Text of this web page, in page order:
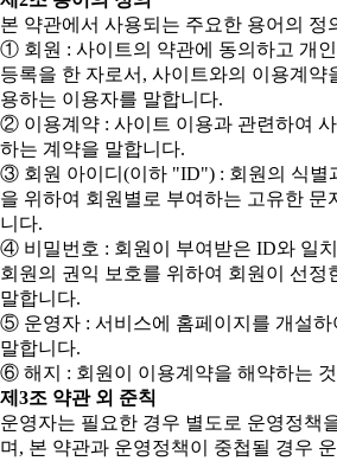
본 약관에서 사용되는 주요한 용어의 정
① 회원 : 사이트의 약관에 동의하고 개
등록을 한 자로서, 사이트와의 이용계약
용하는 이용자를 말합니다.
② 이용계약 : 사이트 이용과 관련하여
하는 계약을 말합니다.
③ 회원 아이디(이하 "ID") : 회원의 식별
을 위하여 회원별로 부여하는 고유한 문
니다.
④ 비밀번호 : 회원이 부여받은 ID와 일
회원의 권익 보호를 위하여 회원이 선정
말합니다.
⑤ 운영자 : 서비스에 홈페이지를 개설하
말합니다.
⑥ 해지 : 회원이 이용계약을 해약하는
제3조 약관 외 준칙
운영자는 필요한 경우 별도로 운영정책
며, 본 약관과 운영정책이 중첩될 경우